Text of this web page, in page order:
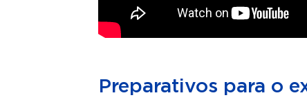
Preparativos para o